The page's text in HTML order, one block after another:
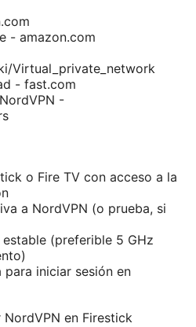
- amazon.com
Virtual_private_network
- fast.com
-
o Fire TV con acceso a la
a NordVPN (o prueba, si
(preferible 5 GHz
para iniciar sesión en
en Firestick